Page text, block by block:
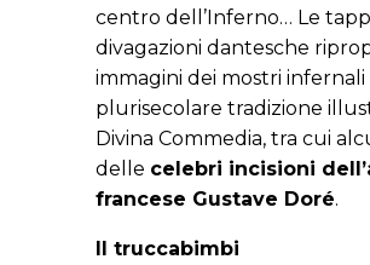
centro dell’Inferno… Le
divagazioni dantesche
immagini dei mostri infernali
plurisecolare tradizione
Divina Commedia, tra cui
delle celebri incisioni
francese Gustave Doré.
Il truccabimbi